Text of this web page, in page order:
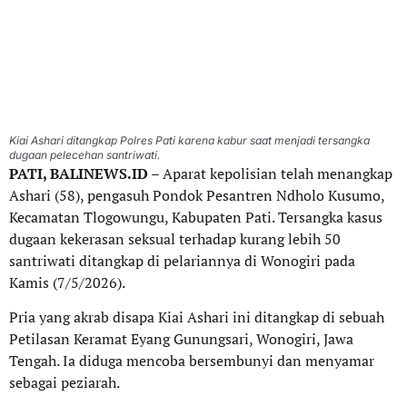
Kiai Ashari ditangkap Polres Pati karena kabur saat menjadi tersangka
dugaan pelecehan santriwati.
PATI, BALINEWS.ID– Aparat kepolisian telah menangkap
Ashari (58), pengasuh Pondok Pesantren Ndholo Kusumo,
Kecamatan Tlogowungu, Kabupaten Pati. Tersangka kasus
dugaan kekerasan seksual terhadap kurang lebih 50
santriwati ditangkap di pelariannya di Wonogiri pada
Kamis (7/5/2026).
Pria yang akrab disapa Kiai Ashari ini ditangkap di sebuah
Petilasan Keramat Eyang Gunungsari, Wonogiri, Jawa
Tengah. Ia diduga mencoba bersembunyi dan menyamar
sebagai peziarah.